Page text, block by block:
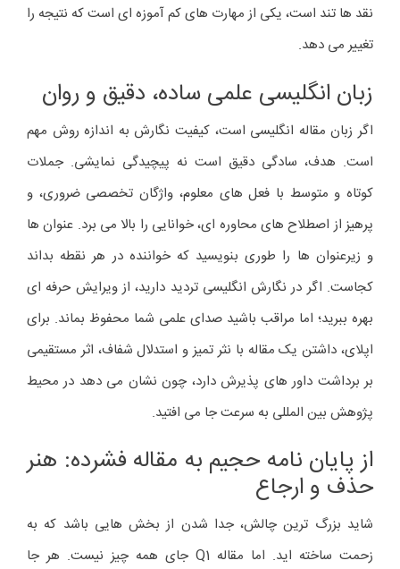
نقد ها تند است، یکی از مهارت های کم آموزه ای است که نتیجه را
تغییر می دهد.
زبان انگلیسی علمی ساده، دقیق و روان
اگر زبان مقاله انگلیسی است، کیفیت نگارش به اندازه روش مهم
است. هدف، سادگی دقیق است نه پیچیدگی نمایشی. جملات
کوتاه و متوسط با فعل های معلوم، واژگان تخصصی ضروری، و
پرهیز از اصطلاح های محاوره ای، خوانایی را بالا می برد. عنوان ها
و زیرعنوان ها را طوری بنویسید که خواننده در هر نقطه بداند
کجاست. اگر در نگارش انگلیسی تردید دارید، از ویرایش حرفه ای
بهره ببرید؛ اما مراقب باشید صدای علمی شما محفوظ بماند. برای
اپلای، داشتن یک مقاله با نثر تمیز و استدلال شفاف، اثر مستقیمی
بر برداشت داور های پذیرش دارد، چون نشان می دهد در محیط
پژوهش بین المللی به سرعت جا می افتید.
از پایان نامه حجیم به مقاله فشرده: هنر
حذف و ارجاع
شاید بزرگ ترین چالش، جدا شدن از بخش هایی باشد که به
زحمت ساخته اید. اما مقاله Q1 جای همه چیز نیست. هر جا